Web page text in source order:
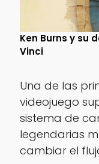
Ken Burns y su
Vinci
Una de las
videojuego
sistema de
legendarias
cambiar el